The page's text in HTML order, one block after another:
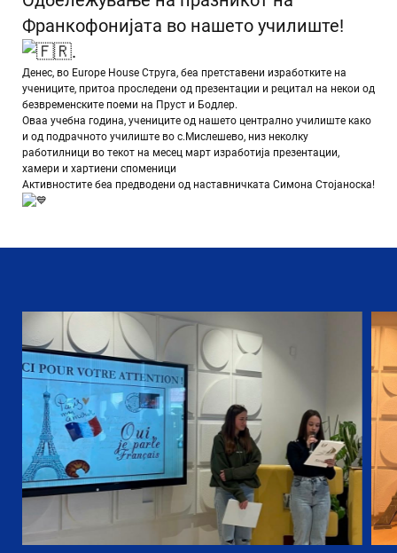
Франкофонијата во нашето училиште!
.
Денес, во Europe House Струга, беа претставени изработките на
учениците, притоа проследени од презентации и рецитал на некои од
безвременските поеми на Пруст и Бодлер.
Оваа учебна година, учениците од нашето централно училиште како
и од подрачното училиште во с.Мислешево, низ неколку
работилници во текот на месец март изработија презентации,
хамери и хартиени споменици
Активностите беа предводени од наставничката Симона Стојаноска!